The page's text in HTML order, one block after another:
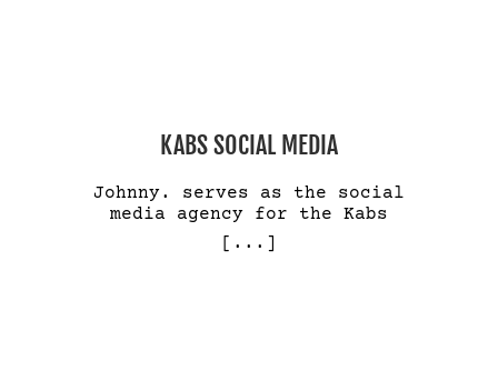
KABS SOCIAL MEDIA
Johnny. serves as the social
media agency for the Kabs
[...]